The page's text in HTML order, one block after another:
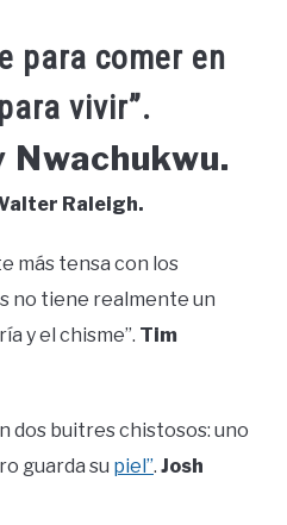
para comer en
vivir”.
Nwachukwu.
Raleigh.
más tensa con los
no tiene realmente un
y el chisme”. Tim
dos buitres chistosos: uno
guarda su piel”. Josh